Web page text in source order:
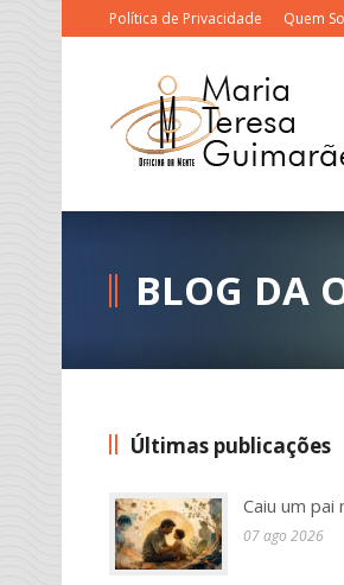
Política de Privacidade Quem
BLOG DA
Últimas publicações
Caiu um pai
07 ago 2026